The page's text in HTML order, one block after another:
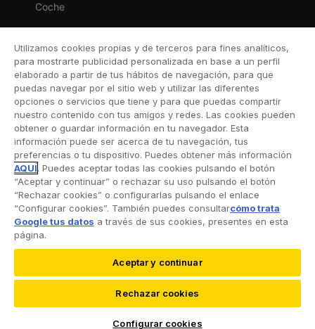
Coche
Viaje
Hogar
Vida
Decesos
Dental
Deportivo
Esquí
cookies|Protección de datos
Utilizamos cookies propias y de terceros para fines analíticos,
para mostrarte publicidad personalizada en base a un perfil
elaborado a partir de tus hábitos de navegación, para que
puedas navegar por el sitio web y utilizar las diferentes
opciones o servicios que tiene y para que puedas compartir
nuestro contenido con tus amigos y redes. Las cookies pueden
obtener o guardar información en tu navegador. Esta
información puede ser acerca de tu navegación, tus
preferencias o tu dispositivo. Puedes obtener más información
AQUÍ. Puedes aceptar todas las cookies pulsando el botón
“Aceptar y continuar” o rechazar su uso pulsando el botón
“Rechazar cookies” o configurarlas pulsando el enlace
“Configurar cookies”. También puedes consultarcómo trata
Google tus datos a través de sus cookies, presentes en esta
página.
Aceptar y continuar
Rechazar cookies
Configurar cookies